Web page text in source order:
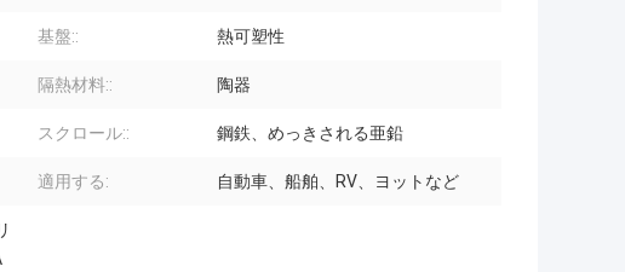
基盤:: 熱可塑性
隔熱材料:: 陶器
スクロール:: 鋼鉄、めっきされる亜鉛
適用する: 自動車、船舶、RV、ヨットなど